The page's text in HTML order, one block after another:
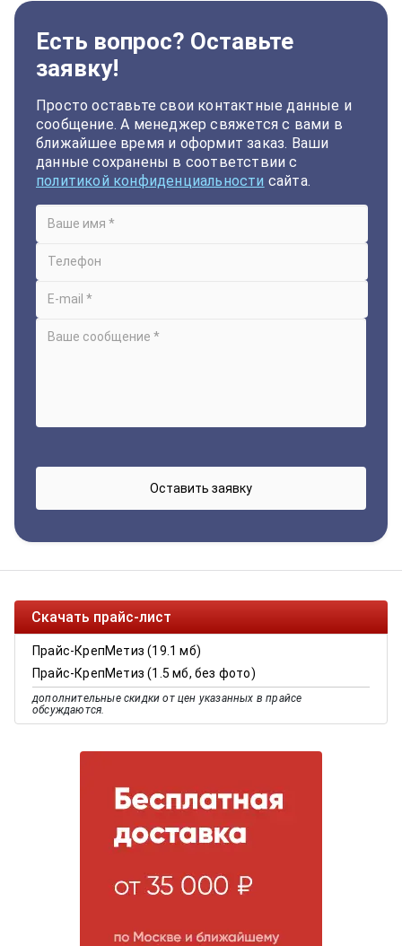
Есть вопрос? Оставьте
заявку!
Просто оставьте свои контактные данные и
сообщение. А менеджер свяжется с вами в
ближайшее время и оформит заказ. Ваши
данные сохранены в соответствии с
политикой конфиденциальности сайта.
Скачать прайс-лист
Прайс-КрепМетиз (19.1 мб)
Прайс-КрепМетиз (1.5 мб, без фото)
дополнительные скидки от цен указанных в прайсе
обсуждаются.